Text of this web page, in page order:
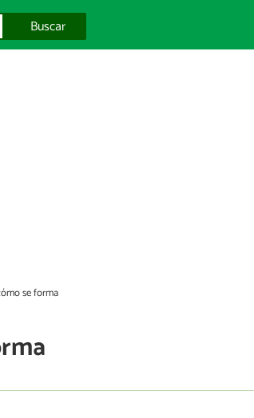
Buscar
se forma